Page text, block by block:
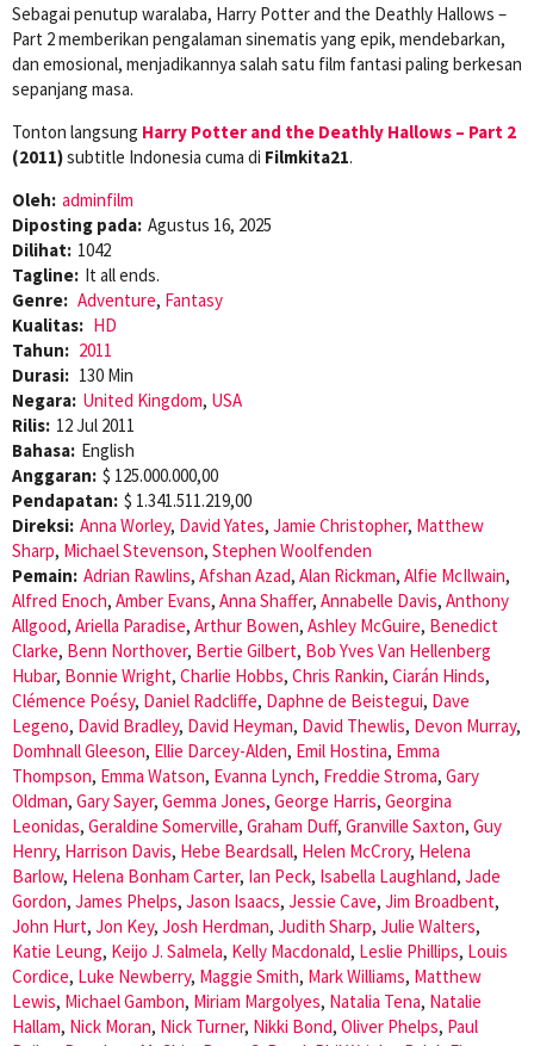
Sebagai penutup waralaba, Harry Potter and the Deathly Hallows –
Part 2 memberikan pengalaman sinematis yang epik, mendebarkan,
dan emosional, menjadikannya salah satu film fantasi paling berkesan
sepanjang masa.
Tonton langsung Harry Potter and the Deathly Hallows – Part 2
(2011)subtitle Indonesia cuma di Filmkita21.
Oleh: adminfilm
Diposting pada: Agustus 16, 2025
Dilihat: 1042
Tagline: It all ends.
Genre: Adventure, Fantasy
Kualitas: HD
Tahun: 2011
Durasi: 130 Min
Negara: United Kingdom, USA
Rilis: 12 Jul 2011
Bahasa: English
Anggaran: $ 125.000.000,00
Pendapatan: $ 1.341.511.219,00
Direksi: Anna Worley, David Yates, Jamie Christopher, Matthew
Sharp, Michael Stevenson, Stephen Woolfenden
Pemain: Adrian Rawlins, Afshan Azad, Alan Rickman, Alfie McIlwain,
Alfred Enoch, Amber Evans, Anna Shaffer, Annabelle Davis, Anthony
Allgood, Ariella Paradise, Arthur Bowen, Ashley McGuire, Benedict
Clarke, Benn Northover, Bertie Gilbert, Bob Yves Van Hellenberg
Hubar, Bonnie Wright, Charlie Hobbs, Chris Rankin, Ciarán Hinds,
Clémence Poésy, Daniel Radcliffe, Daphne de Beistegui, Dave
Legeno, David Bradley, David Heyman, David Thewlis, Devon Murray,
Domhnall Gleeson, Ellie Darcey-Alden, Emil Hostina, Emma
Thompson, Emma Watson, Evanna Lynch, Freddie Stroma, Gary
Oldman, Gary Sayer, Gemma Jones, George Harris, Georgina
Leonidas, Geraldine Somerville, Graham Duff, Granville Saxton, Guy
Henry, Harrison Davis, Hebe Beardsall, Helen McCrory, Helena
Barlow, Helena Bonham Carter, Ian Peck, Isabella Laughland, Jade
Gordon, James Phelps, Jason Isaacs, Jessie Cave, Jim Broadbent,
John Hurt, Jon Key, Josh Herdman, Judith Sharp, Julie Walters,
Katie Leung, Keijo J. Salmela, Kelly Macdonald, Leslie Phillips, Louis
Cordice, Luke Newberry, Maggie Smith, Mark Williams, Matthew
Lewis, Michael Gambon, Miriam Margolyes, Natalia Tena, Natalie
Hallam, Nick Moran, Nick Turner, Nikki Bond, Oliver Phelps, Paul